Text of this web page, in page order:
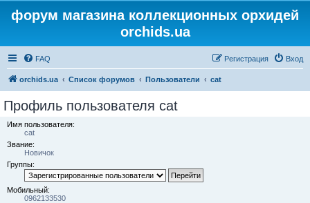
форум магазина коллекционных орхидей
orchids.ua
FAQ Вход
Регистрация
orchids.ua Список форумов Пользователи cat
Профиль пользователя cat
Имя пользователя:
cat
Звание:
Новичок
Группы:
Мобильный:
0962133530